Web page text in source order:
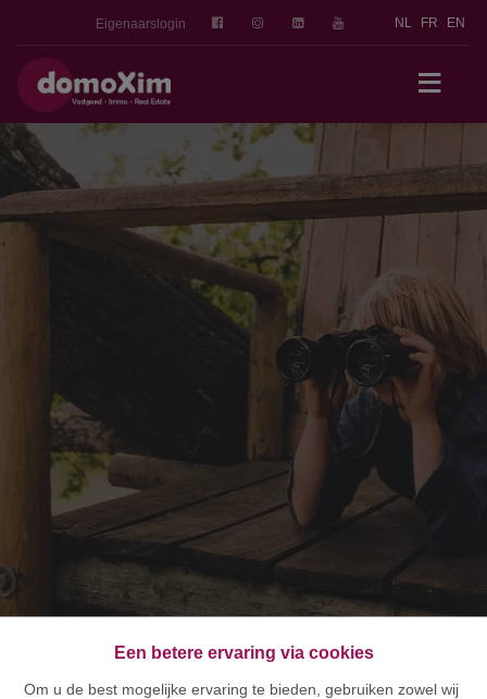
Een betere ervaring via cookies
Om u de best mogelijke ervaring te bieden, gebruiken zowel wij
Eigenaarslogin NL FR EN